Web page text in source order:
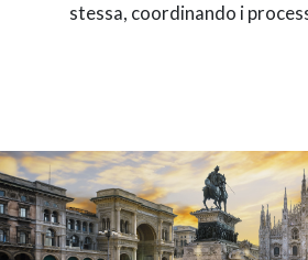
stessa, coordinando i